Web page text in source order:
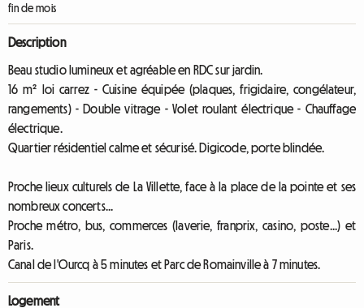
fin de mois
Description
Beau studio lumineux et agréable en RDC sur jardin.
16 m² loi carrez - Cuisine équipée (plaques, frigidaire, congélateur,
rangements) - Double vitrage - Volet roulant électrique - Chauffage
électrique.
Quartier résidentiel calme et sécurisé. Digicode, porte blindée.
Proche lieux culturels de La Villette, face à la place de la pointe et ses
nombreux concerts...
Proche métro, bus, commerces (laverie, franprix, casino, poste...) et
Paris.
Canal de l'Ourcq à 5 minutes et Parc de Romainville à 7 minutes.
Logement